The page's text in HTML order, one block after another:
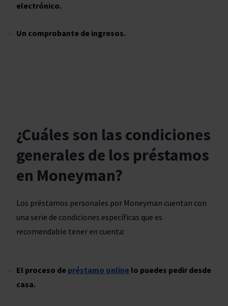
electrónico.
Un comprobante de ingresos.
Los préstamos personales por Moneyman cuentan con
una serie de condiciones específicas que es
recomendable tener en cuenta:
El proceso de préstamo online lo puedes pedir desde
casa.
¿Cuáles son las condiciones
generales de los préstamos
en Moneyman?